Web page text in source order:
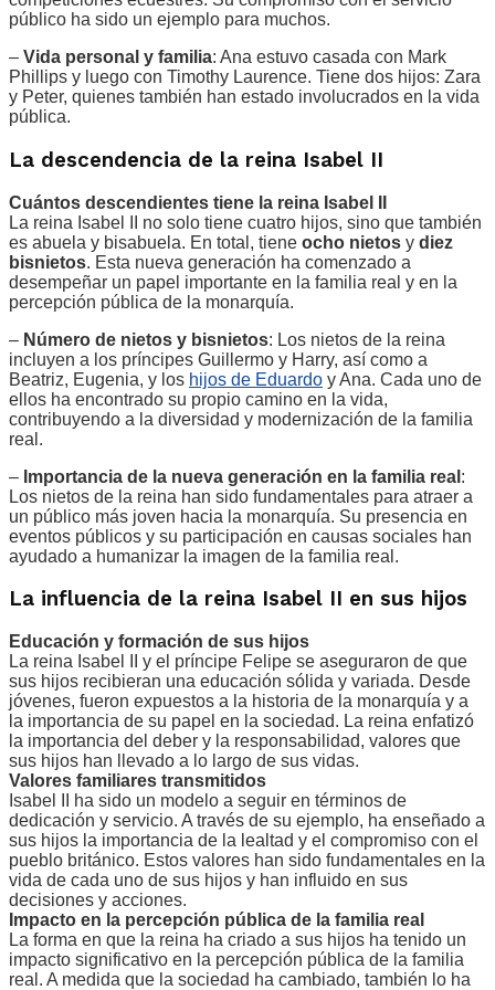
público ha sido un ejemplo para muchos.
– Vida personal y familia: Ana estuvo casada con Mark
Phillips y luego con Timothy Laurence. Tiene dos hijos: Zara
y Peter, quienes también han estado involucrados en la vida
pública.
La descendencia de la reina Isabel II
Cuántos descendientes tiene la reina Isabel II
La reina Isabel II no solo tiene cuatro hijos, sino que también
es abuela y bisabuela. En total, tiene ocho nietos y diez
bisnietos. Esta nueva generación ha comenzado a
desempeñar un papel importante en la familia real y en la
percepción pública de la monarquía.
– Número de nietos y bisnietos: Los nietos de la reina
incluyen a los príncipes Guillermo y Harry, así como a
Beatriz, Eugenia, y los hijos de Eduardo y Ana. Cada uno de
ellos ha encontrado su propio camino en la vida,
contribuyendo a la diversidad y modernización de la familia
real.
– Importancia de la nueva generación en la familia real :
Los nietos de la reina han sido fundamentales para atraer a
un público más joven hacia la monarquía. Su presencia en
eventos públicos y su participación en causas sociales han
ayudado a humanizar la imagen de la familia real.
La influencia de la reina Isabel II en sus hijos
Educación y formación de sus hijos
La reina Isabel II y el príncipe Felipe se aseguraron de que
sus hijos recibieran una educación sólida y variada. Desde
jóvenes, fueron expuestos a la historia de la monarquía y a
la importancia de su papel en la sociedad. La reina enfatizó
la importancia del deber y la responsabilidad, valores que
sus hijos han llevado a lo largo de sus vidas.
Valores familiares transmitidos
Isabel II ha sido un modelo a seguir en términos de
dedicación y servicio. A través de su ejemplo, ha enseñado a
sus hijos la importancia de la lealtad y el compromiso con el
pueblo británico. Estos valores han sido fundamentales en la
vida de cada uno de sus hijos y han influido en sus
decisiones y acciones.
Impacto en la percepción pública de la familia real
La forma en que la reina ha criado a sus hijos ha tenido un
impacto significativo en la percepción pública de la familia
real. A medida que la sociedad ha cambiado, también lo ha